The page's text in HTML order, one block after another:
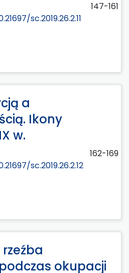
147-161
sc.2019.26.2.11
a
Ikony
w.
162-169
sc.2019.26.2.12
okupacji